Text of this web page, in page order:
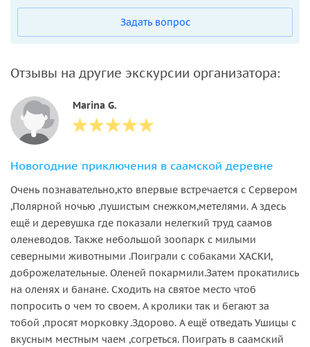
Задать вопрос
Отзывы на другие экскурсии организатора:
Marina G.
Новогодние приключения в саамской деревне
Очень познавательно,кто впервые встречается с Сервером
,Полярной ночью ,пушистым снежком,метелями. А здесь
ещё и деревушка где показали нелегкий труд саамов
оленеводов. Также небольшой зоопарк с милыми
северными животными .Поиграли с собаками ХАСКИ,
доброжелательные. Оленей покармили.Затем прокатились
на оленях и банане. Сходить на святое место чтоб
попросить о чем то своем. А кролики так и бегают за
тобой ,просят морковку .Здорово. А ещё отведать Ушицы с
вкусным местным чаем ,согреться. Поиграть в саамский